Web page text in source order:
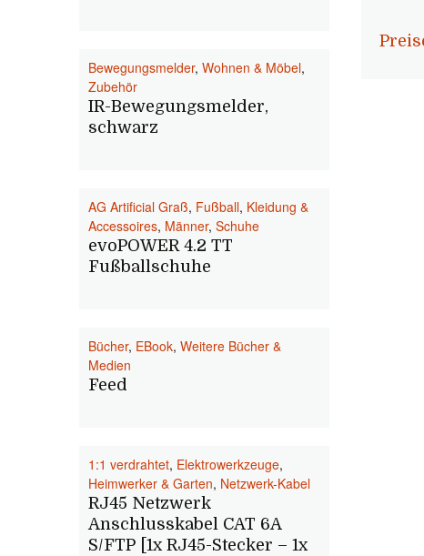
Bewegungsmelder, Wohnen & Möbel,
Zubehör
IR-Bewegungsmelder,
schwarz
AG Artificial Graß, Fußball, Kleidung &
Accessoires, Männer, Schuhe
evoPOWER 4.2 TT
Fußballschuhe
Bücher, EBook, Weitere Bücher &
Medien
Feed
1:1 verdrahtet, Elektrowerkzeuge,
Heimwerker & Garten, Netzwerk-Kabel
RJ45 Netzwerk
Anschlusskabel CAT 6A
S/FTP [1x RJ45-Stecker – 1x